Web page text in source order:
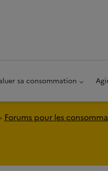
sa consommation
Forums pour les